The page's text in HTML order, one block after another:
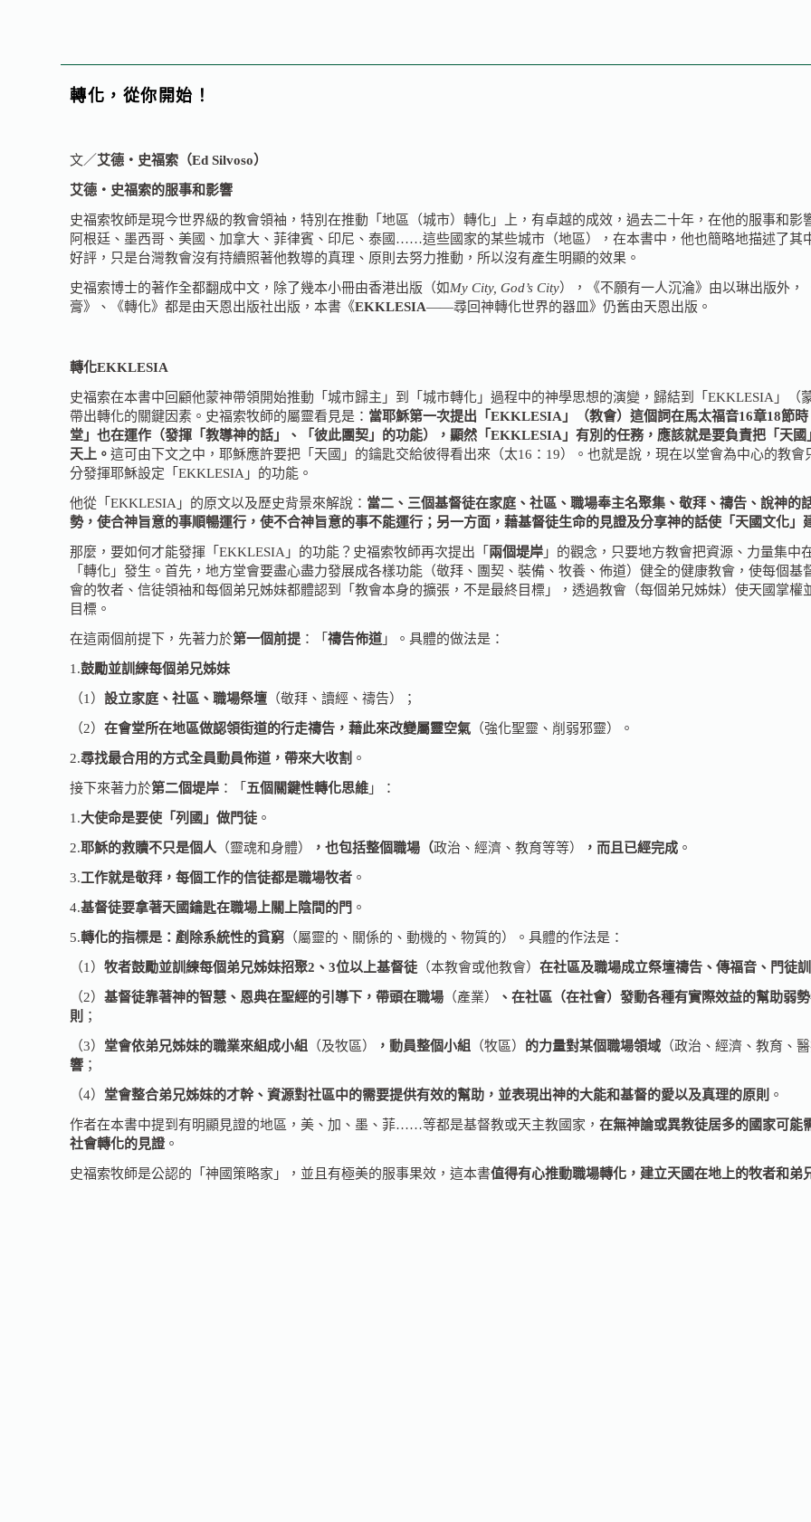
轉化，從你開始！
文／艾德‧史福索（Ed Silvoso）
艾德‧史福索的服事和影響
史福索牧師是現今世界級的教會領袖，特別在推動「地區（城市）轉化」上，有卓越的成效，過去二十年，在他的服事和
阿根廷、墨西哥、美國、加拿大、菲律賓、印尼、泰國……這些國家的某些城市（地區），在本書中，他也簡略地描述了其
好評，只是台灣教會沒有持續照著他教導的真理、原則去努力推動，所以沒有產生明顯的效果。
史福索博士的著作全都翻成中文，除了幾本小冊由香港出版（如My City, God’s City），《不願有一人沉淪》由以琳出版外
膏》、《轉化》都是由天恩出版社出版，本書《EKKLESIA——尋 回神轉化世界的器皿 》仍舊由天恩出版。
轉化EKKLESIA
史福索在本書中回顧他蒙神帶領開始推動「城市歸主」到「城市轉化」過程中的神學思想的演變，歸結到「EKKLESIA」
帶出轉化的關鍵因素。史福索牧師的屬靈看見是： 當耶穌第一次提出「EKKLESIA」（教會）這個詞在馬太福音16章18節
堂」也在運作（發揮「教導神的話」、「彼此團契」的功能），顯然「EKKLESIA」有別的任務，應該就是要負責把「天
天上。這可由下文之中，耶穌應許要把「天國」的鑰匙交給彼得看出來（太16：19）。也就是說，現在以堂會為中心的教
分發揮耶穌設定「EKKLESIA」的功能。
他從「EKKLESIA」的原文以及歷史背景來解說： 當二、三個基督徒在家庭、社區、職場奉主名聚集、敬拜、禱告、說神
勢，使合神旨意的事順暢運行，使不合神旨意的事不能運行；另一方面，藉基督徒生命的見證及分享神的話使「天國文化」
那麼，要如何才能發揮「EKKLESIA」的功能？史福索牧師再次提出「 兩個堤岸 」的觀念，只要地方教會把資源、力量集
「轉化」發生。首先，地方堂會要盡心盡力發展成各樣功能（敬拜、團契、裝備、牧養、佈道）健全的健康教會，使每個
會的牧者、信徒領袖和每個弟兄姊妹都體認到「教會本身的擴張，不是最終目標」，透過教會（每個弟兄姊妹）使天國掌
目標。
在這兩個前提下，先著力於第一個前提 ：「禱告佈道 」。具體的做法是：
1.鼓勵並訓練每個弟兄姊妹
（1）設立家庭、社區、職場祭壇 （敬拜、讀經、禱告）；
（2）在會堂所在地區做認領街道的行走禱告，藉此來改變屬靈空氣 （強化聖靈、削弱邪靈）。
2.尋找最合用的方式全員動員佈道，帶來大收割 。
接下來著力於第二個堤岸 ：「 五個關鍵性轉化思維 」：
1.大使命是要使「列國」做門徒 。
2.耶穌的救贖不只是個人 （靈魂和身體） ，也包括整個職場（政治、經濟、教育等等） ，而且已經完成 。
3.工作就是敬拜，每個工作的信徒都是職場牧者 。
4.基督徒要拿著天國鑰匙在職場上關上陰間的門 。
5.轉化的指標是：剷除系統性的貧窮 （屬靈的、關係的、動機的、物質的）。具體的作法是：
（1）牧者鼓勵並訓練每個弟兄姊妹招聚2、3位以上基督徒 （本教會或他教會）在社區及職場成立祭壇禱告、傳福音、門徒
（2）基督徒靠著神的智慧、恩典在聖經的引導下，帶頭在職場 （產業）
、在社區（在社會）發動各種有實際效益的幫助弱
則
；
（3） 堂會依弟兄姊妹的職業來組成小組 （及牧區） ，動員整個小組 （牧區） 的力量對某個職場領域 （政治、經濟、教育
響 ；
（4） 堂會整合弟兄姊妹的才幹、資源對社區中的需要提供有效的幫助，並表現出神的大能和基督的愛以及真理的原則 。
作者在本書中提到有明顯見證的地區，美、加、墨、菲……等都是基督教或天主教國家，在無神論或異教徒居多的國家可能
社會轉化的見證。
史福索牧師是公認的「神國策略家」，並且有極美的服事果效，這本書值得有心推動職場轉化，建立天國在地上的牧者和弟